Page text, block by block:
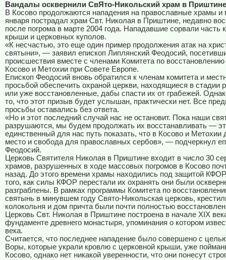
Вандалы осквернили СвЯто-Никольский храм в Приштине
В Косово продолжаются нападения на православные храмы и
января пострадал храм Свт. Николая в Приштине, недавно
после погрома в марте 2004 года. Нападавшие сорвали часть
крыши и церковных куполов.
«К несчастью, это еще один пример продолжения атак на
святыни», — заявил епископ Липлянский Феодосий,
происшествия вместе с членами Комитета по
Косово и Метохии при Совете Европе.
Епископ Феодосий вновь обратился к членам комитета и
просьбой обеспечить охраной церкви, находящиеся в стадии
или уже восстановленные, дабы спасти их от грабежей.
то, что этот призыв будет услышан, практически нет. Все
просьбы оставались без ответа.
«Но и этот последний случай нас не остановит. Пока наши
разрушаются, мы будем продолжать их восстанавливать —
единственный для нас путь показать, что в Косово и
место и свобода для православных сербов», — подчеркнул
Феодосий.
Церковь Святителя Николая в Приштине входит в число 30
храмов, разрушенных в ходе массовых погромов в Косово
назад. До этого времени храмы находились под защитой
того, как силы КФОР перестали их охранять они были
разграблены. В рамках программы Комитета по
святынь в минувшем году Свято-Никольская церковь,
колокольня и дом причта были почти полностью
Церковь Свт. Николая в Приштине построена в начале XIX
фундаменте древнего монастыря, упоминания о котором
века.
Считается, что последнее нападение было совершено с
Воры, которые украли кровлю с церковной крыши, уже
Косово, однако нет никакой уверенности, что они понесут